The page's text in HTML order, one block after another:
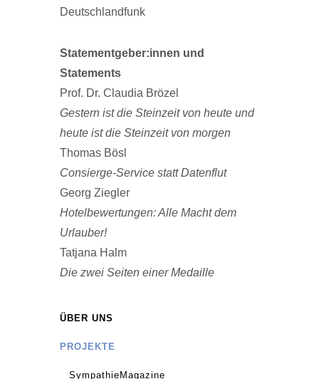
Deutschlandfunk
Statementgeber:innen und
Statements
Prof. Dr. Claudia Brözel
Gestern ist die Steinzeit von heute und
heute ist die Steinzeit von morgen
Thomas Bösl
Consierge-Service statt Datenflut
Georg Ziegler
Hotelbewertungen: Alle Macht dem
Urlauber!
Tatjana Halm
Die zwei Seiten einer Medaille
ÜBER UNS
PROJEKTE
SympathieMagazine